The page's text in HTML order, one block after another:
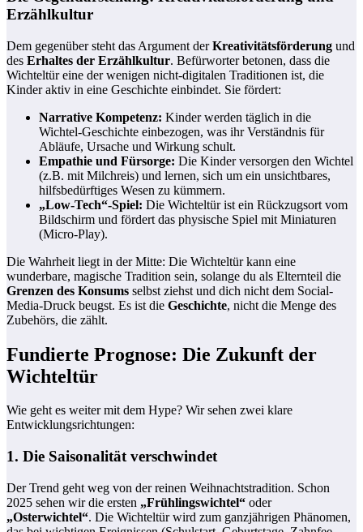
Erzählkultur
Dem gegenüber steht das Argument derKreativitätsförderung und
des Erhaltes der Erzählkultur. Befürworter betonen, dass die
Wichteltür eine der wenigen nicht-digitalen Traditionen ist, die
Kinder aktiv in eine Geschichte einbindet. Sie fördert:
Narrative Kompetenz: Kinder werden täglich in die
Wichtel-Geschichte einbezogen, was ihr Verständnis für
Abläufe, Ursache und Wirkung schult.
Empathie und Fürsorge: Die Kinder versorgen den Wichtel
(z.B. mit Milchreis) und lernen, sich um ein unsichtbares,
hilfsbedürftiges Wesen zu kümmern.
„Low-Tech“-Spiel: Die Wichteltür ist ein Rückzugsort vom
Bildschirm und fördert das physische Spiel mit Miniaturen
(Micro-Play).
Die Wahrheit liegt in der Mitte: Die Wichteltür kann eine
wunderbare, magische Tradition sein, solange du als Elternteil die
Grenzen des Konsums selbst ziehst und dich nicht dem Social-
Media-Druck beugst. Es ist die Geschichte, nicht die Menge des
Zubehörs, die zählt.
Fundierte Prognose: Die Zukunft der
Wichteltür
Wie geht es weiter mit dem Hype? Wir sehen zwei klare
Entwicklungsrichtungen:
1. Die Saisonalität verschwindet
Der Trend geht weg von der reinen Weihnachtstradition. Schon
2025 sehen wir die ersten „Frühlingswichtel“ oder
„Osterwichtel“. Die Wichteltür wird zum ganzjährigen Phänomen,